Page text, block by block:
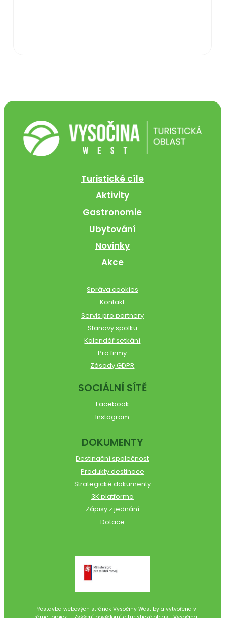
Turistické cíle
Aktivity
Gastronomie
Ubytování
Novinky
Akce
Správa cookies
Kontakt
Servis pro partnery
Stanovy spolku
Kalendář setkání
Pro firmy
Zásady GDPR
SOCIÁLNÍ SÍTĚ
Facebook
Instagram
DOKUMENTY
Destinační společnost
Produkty destinace
Strategické dokumenty
3K platforma
Zápisy z jednání
Dotace
Přestavba webových stránek Vysočiny West byla vytvořena v